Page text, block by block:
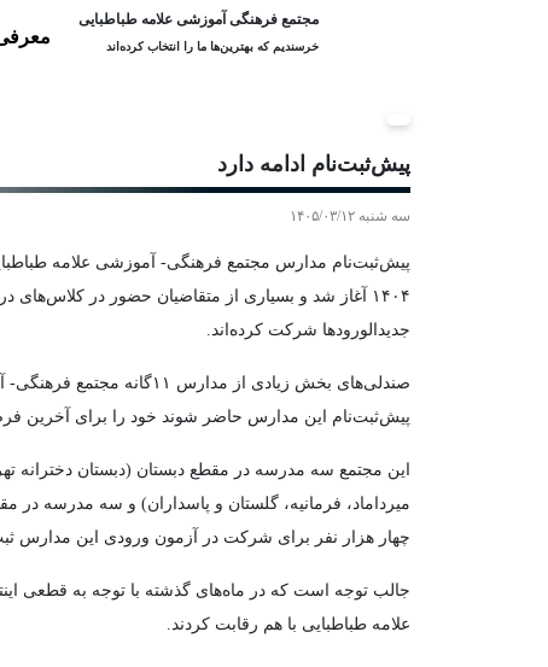
مجتمع فرهنگی آموزشی علامه طباطبایی
خرسندیم که بهترین‌ها ما را انتخاب کرده‌اند
پیش‌ثبت‌نام ادامه دارد
سه شنبه ۱۴۰۵/۰۳/۱۲
۱۴۰۴ آغاز شد و بسیاری از متقاضیان حضور در
جدیدالورودها شرکت کرده‌اند.
صندلی‌های بخش زیادی از
پیش‌ثبت‌نام این مدارس حاضر شوند خود را برای آخرین
این مجتمع سه مدرسه در مقطع دبستان (دبستان دخترانه
میرداماد، فرمانیه، گلستان و پاسداران) و سه مدرسه
چهار هزار نفر برای شرکت در آزمون ورودی این مدارس
جالب توجه است که در ماه‌های گذشته با توجه به قطعی
علامه طباطبایی با هم رقابت کردند.